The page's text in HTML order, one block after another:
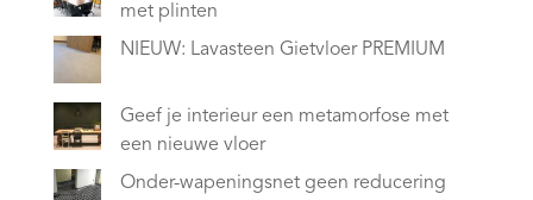
met plinten
NIEUW: Lavasteen Gietvloer PREMIUM
Geef je interieur een metamorfose met
een nieuwe vloer
Onder-wapeningsnet geen reducering